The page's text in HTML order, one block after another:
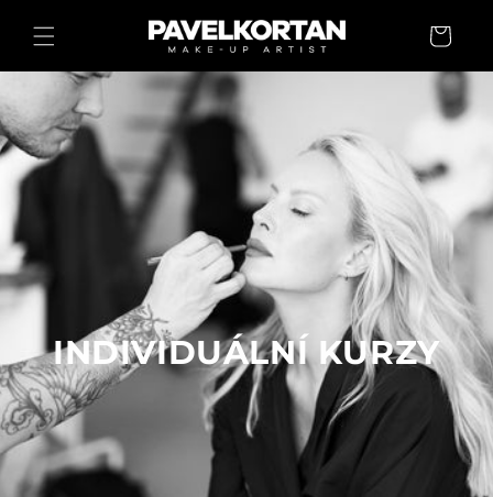
obsahu
Košík
INDIVIDUÁLNÍ KURZY